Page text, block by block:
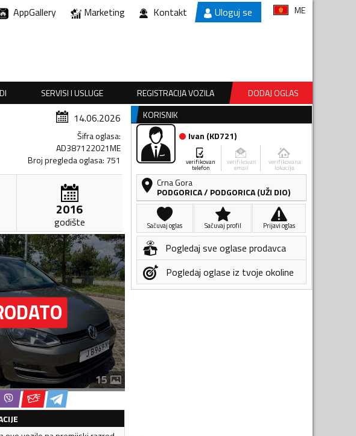
AppGallery Marketing Kontakt Uloguj se ME
SERVISI I USLUGE REGISTRACIJA VOZILA
DODAJ OGLAS
14.06.2026
Šifra oglasa:
AD387122021ME
Broj pregleda oglasa: 751
2016
godište
15
KORISNIK
Ivan (KD721)
verifikovan
telefon
verifikovan
email
verifikovana
lokacija
Crna Gora
PODGORICA/ PODGORICA (UŽI DIO)
Sačuvaj oglas Sačuvaj profil Prijavi oglas
Pogledaj sve oglase prodavca
Pogledaj oglase iz tvoje okoline